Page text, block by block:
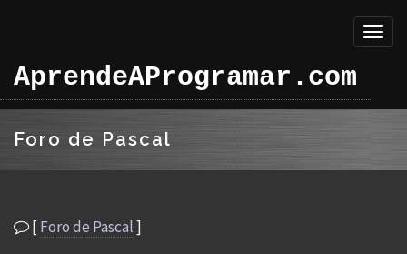
AprendeAProgramar.com
Foro de Pascal
[Foro de Pascal]